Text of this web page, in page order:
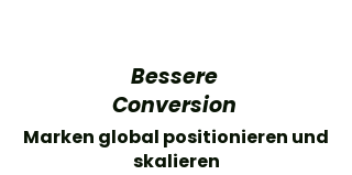
Bessere
Conversion
Marken global positionieren und
skalieren